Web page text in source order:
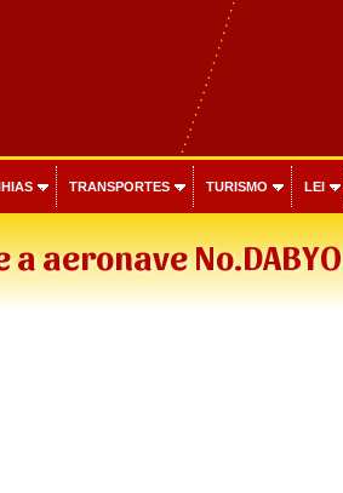
TRANSPORTES TURISMO LEI
aeronave No.DABYO